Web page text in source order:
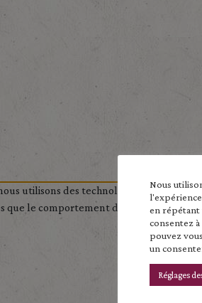
utilisons des technologies telles que
le comportement de navigation ou
Nous
en répétant
consentez
pouvez
un
Réglages